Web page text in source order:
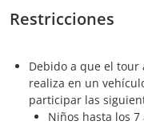
Restricciones
Debido a que el tour
realiza en un
participar las
Niños hasta los